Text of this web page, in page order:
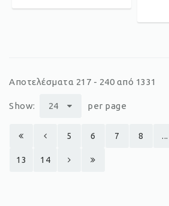
Αποτελέσματα 217 - 240 από 1331
Show: 24 per page
5 6 7 8 ...
13 14